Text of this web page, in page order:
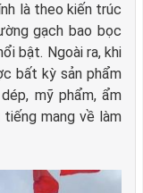
là theo kiến trúc
gạch bao bọc
bật. Ngoài ra, khi
bất kỳ sản phẩm
mỹ phẩm, ẩm
mang về làm